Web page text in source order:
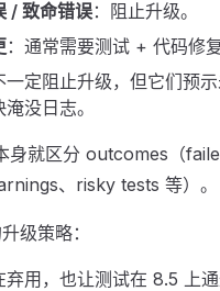
/ 致命错误：阻止升级。
：通常需要测试 + 代码修复
一定阻止升级，但它们预
没日志。
身就区分 outcomes（
、risky tests 等）。
级策略：
弃用，也让测试在 8.5 上通